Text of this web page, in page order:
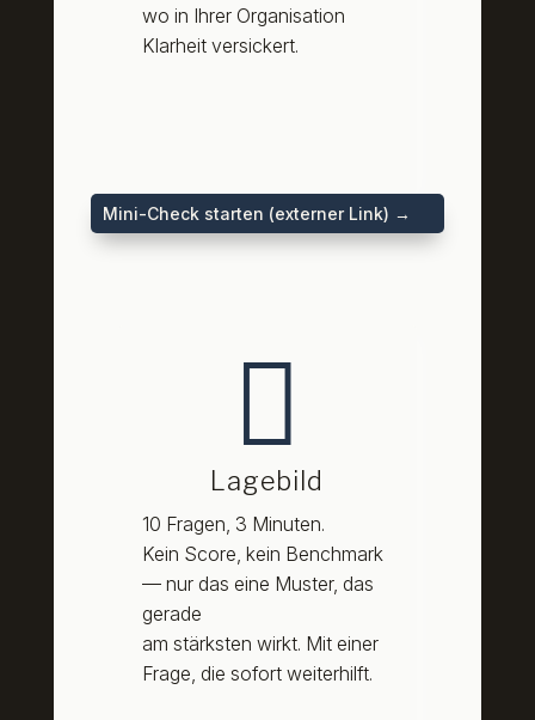
wo in Ihrer Organisation
Klarheit versickert.
Mini-Check starten (externer Link) →

Lagebild
10 Fragen, 3 Minuten.
Kein Score, kein Benchmark
— nur das eine Muster, das
gerade
am stärksten wirkt. Mit einer
Frage, die sofort weiterhilft.